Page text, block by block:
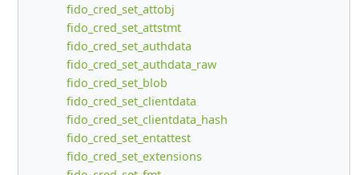
fido_cred_set_attobj
fido_cred_set_attstmt
fido_cred_set_authdata
fido_cred_set_authdata_raw
fido_cred_set_blob
fido_cred_set_clientdata
fido_cred_set_clientdata_hash
fido_cred_set_entattest
fido_cred_set_extensions